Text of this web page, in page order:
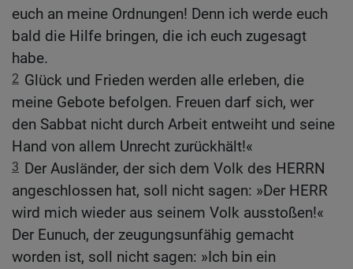
euch an meine Ordnungen! Denn ich werde euch
bald die Hilfe bringen, die ich euch zugesagt
habe.
2 Glück und Frieden werden alle erleben, die
meine Gebote befolgen. Freuen darf sich, wer
den Sabbat nicht durch Arbeit entweiht und seine
Hand von allem Unrecht zurückhält!«
3 Der Ausländer, der sich dem Volk des HERRN
angeschlossen hat, soll nicht sagen: »Der HERR
wird mich wieder aus seinem Volk ausstoßen!«
Der Eunuch, der zeugungsunfähig gemacht
worden ist, soll nicht sagen: »Ich bin ein